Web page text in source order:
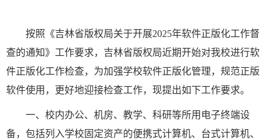
按照《吉林省版权局关于开展2025年软件正版化工作督
查的通知》工作要求，吉林省版权局近期开始对我校进行软
件正版化工作检查，为加强学校软件正版化管理，规范正版
软件使用，更好地迎接检查工作，现提出如下工作要求。
一、 校内办公、机房、教学、科研等所用电子终端设
备，包括列入学校固定资产的便携式计算机、台式计算机、